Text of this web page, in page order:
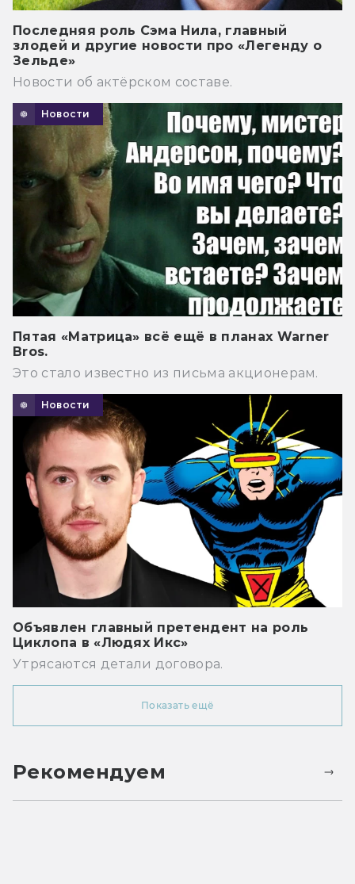
Последняя роль Сэма Нила, главный
злодей и другие новости про «Легенду о
Зельде»
Новости об актёрском составе.
Новости
Пятая «Матрица» всё ещё в планах Warner
Bros.
Это стало известно из письма акционерам.
Новости
Объявлен главный претендент на роль
Циклопа в «Людях Икс»
Утрясаются детали договора.
Показать ещё
Рекомендуем